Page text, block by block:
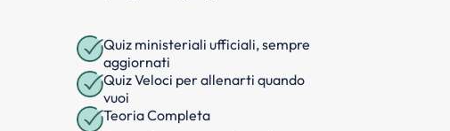
Quiz ministeriali ufficiali, sempre
aggiornati
Quiz Veloci per allenarti quando
vuoi
Teoria Completa